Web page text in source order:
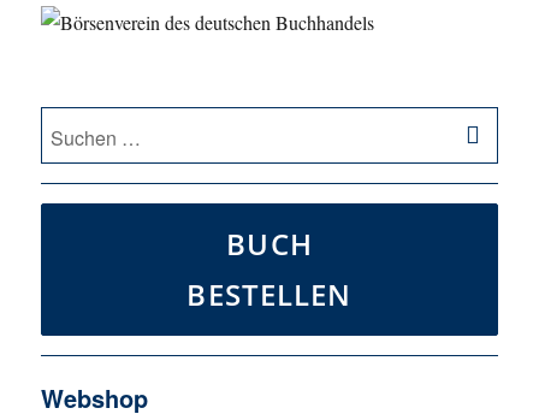
Suche
nach:
BUCH
BESTELLEN
Webshop